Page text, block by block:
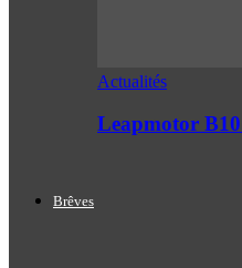
Actualités
Leapmotor
Brêves